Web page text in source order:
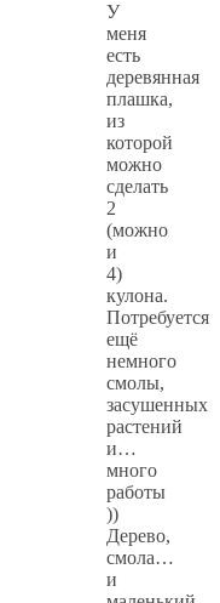
У
меня
есть
деревянная
плашка,
из
которой
можно
сделать
2
(можно
и
4)
кулона.
Потребуется
ещё
немного
смолы,
засушенных
растений
и…
много
работы
))
Дерево,
смола…
и